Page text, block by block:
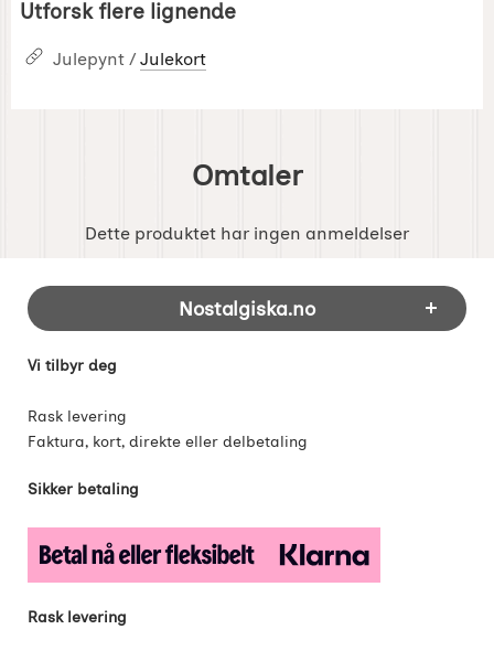
Utforsk flere lignende
Julepynt / Julekort
Omtaler
Dette produktet har ingen anmeldelser
Footer-innhold Blandet informasjon og
Nostalgiska.no
Vi tilbyr deg
Rask levering
Faktura, kort, direkte eller delbetaling
Sikker betaling
Rask levering